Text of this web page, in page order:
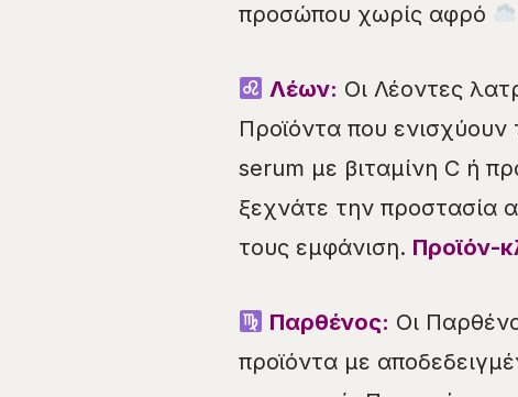
προσώπου χωρίς αφρό
Λέων: Οι Λέοντες
Προϊόντα που ενισχύουν
serum με βιταμίνη C ή
ξεχνάτε την προστασία
τους εμφάνιση. Προϊόν-
Παρθένος: Οι
προϊόντα με